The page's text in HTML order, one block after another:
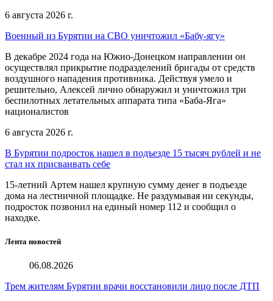
6 августа 2026 г.
Военный из Бурятии на СВО уничтожил «Бабу-ягу»
В декабре 2024 года на Южно-Донецком направлении он
осуществлял прикрытие подразделений бригады от средств
воздушного нападения противника. Действуя умело и
решительно, Алексей лично обнаружил и уничтожил три
беспилотных летательных аппарата типа «Баба-Яга»
националистов
6 августа 2026 г.
В Бурятии подросток нашел в подъезде 15 тысяч рублей и не
стал их присваивать себе
15-летний Артем нашел крупную сумму денег в подъезде
дома на лестничной площадке. Не раздумывая ни секунды,
подросток позвонил на единый номер 112 и сообщил о
находке.
Лента новостей
06.08.2026
Трем жителям Бурятии врачи восстановили лицо после ДТП